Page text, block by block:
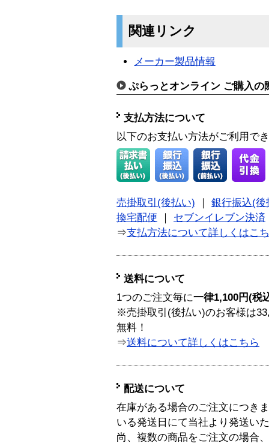
関連リンク
メーカー製品情報
ぷらっとオンライン ご購入の
支払方法について
以下のお支払い方法がご利用で
売掛取引(後払い)
銀行振込(後
換宅配便
セブンイレブン決済
⇒支払方法について詳しくはこ
送料について
1つのご注文毎に一律1,100円(税
※売掛取引(後払い)のお客様は
無料！
⇒送料について詳しくはこちら
配送について
在庫がある場合のご注文につき
いる発送日にて当社より発送い
尚、複数の商品をご注文の場合